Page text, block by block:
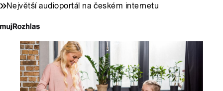
Největší audioportál na českém internetu